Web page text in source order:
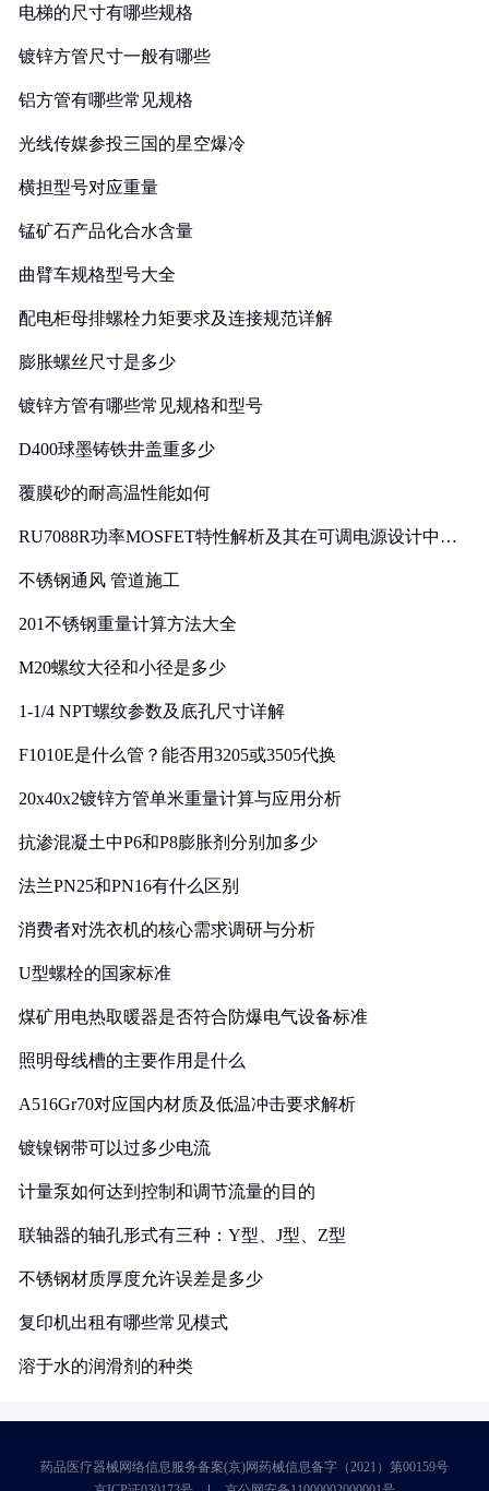
电梯的尺寸有哪些规格
镀锌方管尺寸一般有哪些
铝方管有哪些常见规格
光线传媒参投三国的星空爆冷
横担型号对应重量
锰矿石产品化合水含量
曲臂车规格型号大全
配电柜母排螺栓力矩要求及连接规范详解
膨胀螺丝尺寸是多少
镀锌方管有哪些常见规格和型号
D400球墨铸铁井盖重多少
覆膜砂的耐高温性能如何
RU7088R功率MOSFET特性解析及其在可调电源设计中的
不锈钢通风 管道施工
201不锈钢重量计算方法大全
M20螺纹大径和小径是多少
1-1/4 NPT螺纹参数及底孔尺寸详解
F1010E是什么管？能否用3205或3505代换
20x40x2镀锌方管单米重量计算与应用分析
抗渗混凝土中P6和P8膨胀剂分别加多少
法兰PN25和PN16有什么区别
消费者对洗衣机的核心需求调研与分析
U型螺栓的国家标准
煤矿用电热取暖器是否符合防爆电气设备标准
照明母线槽的主要作用是什么
A516Gr70对应国内材质及低温冲击要求解析
镀镍钢带可以过多少电流
计量泵如何达到控制和调节流量的目的
联轴器的轴孔形式有三种：Y型、J型、Z型
不锈钢材质厚度允许误差是多少
复印机出租有哪些常见模式
溶于水的润滑剂的种类
药品医疗器械网络信息服务备案(京)网药械信息备字（2021）第00159号